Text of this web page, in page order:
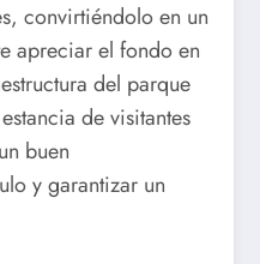
convirtiéndolo en un
apreciar el fondo en
del parque
de visitantes
buen
y garantizar un